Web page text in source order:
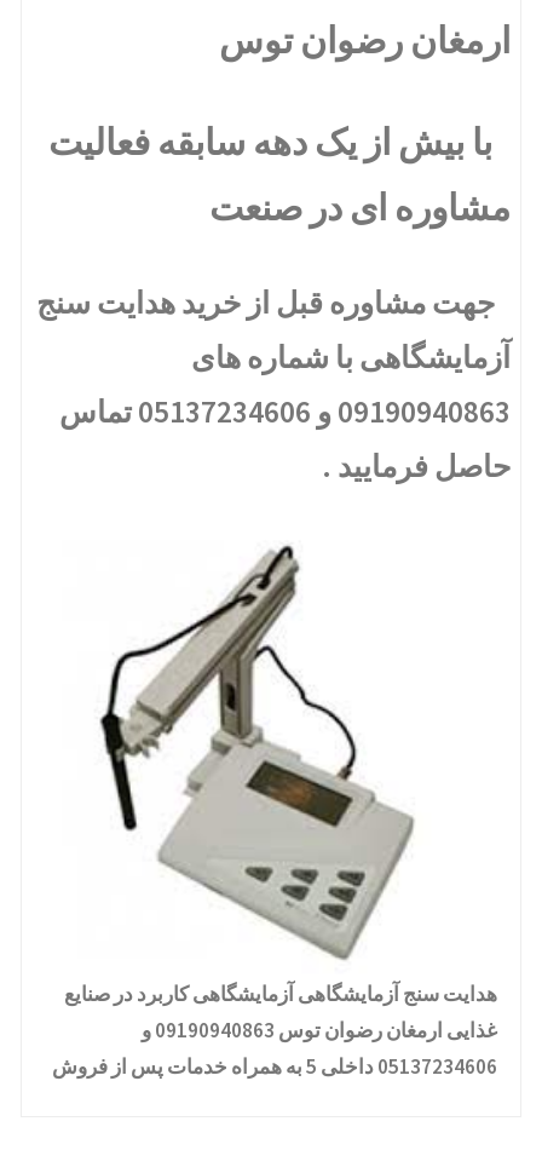
ارمغان رضوان توس
با بیش از یک دهه سابقه فعالیت
مشاوره ای در صنعت
جهت مشاوره قبل از خرید هدایت سنج
آزمایشگاهی با شماره های
09190940863 و 05137234606 تماس
حاصل فرمایید .
هدایت سنج آزمایشگاهی آزمایشگاهی کاربرد در صنایع
غذایی ارمغان رضوان توس 09190940863 و
05137234606 داخلی 5 به همراه خدمات پس از فروش